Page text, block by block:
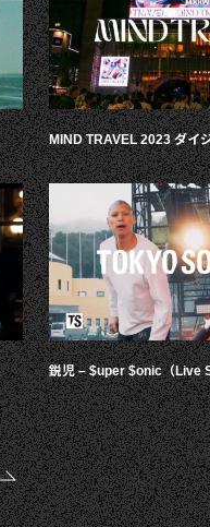
MIND TRAVEL 2023 ダイ
鋭児 – $uper $onic（Live